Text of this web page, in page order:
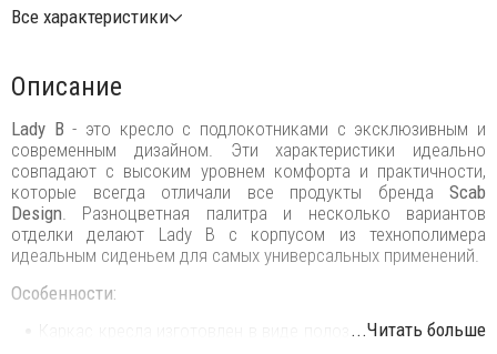
Все характеристики
Описание
Lady B - это кресло с подлокотниками с эксклюзивным и
современным дизайном. Эти характеристики идеально
совпадают с высоким уровнем комфорта и практичности,
которые всегда отличали все продукты бренда Scab
Design . Разноцветная палитра и несколько вариантов
отделки делают Lady B с корпусом из технополимера
идеальным сиденьем для самых универсальных применений.
Особенности:
Каркас кресла изготовлен в виде полозьев из трубчатой ​​
...Читать больше